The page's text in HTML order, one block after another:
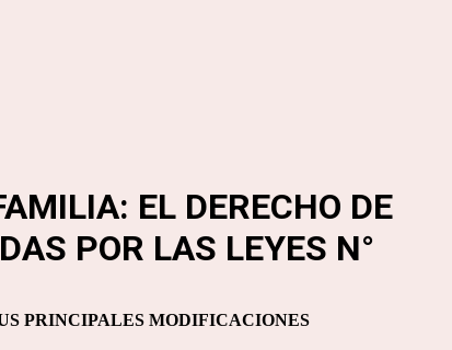
EL DERECHO DE
POR LAS LEYES N°
PRINCIPALES MODIFICACIONES